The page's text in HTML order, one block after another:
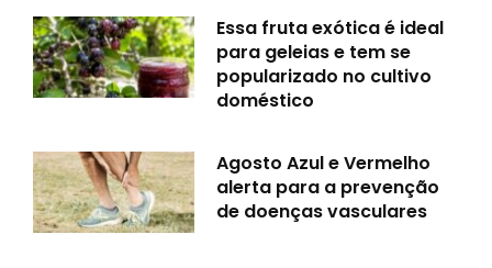
Essa fruta exótica é ideal
para geleias e tem se
popularizado no cultivo
doméstico
Agosto Azul e Vermelho
alerta para a prevenção
de doenças vasculares